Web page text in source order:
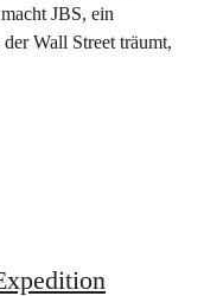
JBS, ein
Wall Street träumt,